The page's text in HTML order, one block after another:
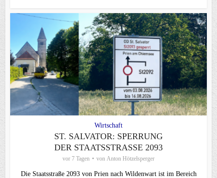
Wirtschaft
ST. SALVATOR: SPERRUNG
DER STAATSSTRASSE 2093
vor 7 Tagen von Anton Hötzelsperger
Die Staatsstraße 2093 von Prien nach Wildenwart ist im Bereich